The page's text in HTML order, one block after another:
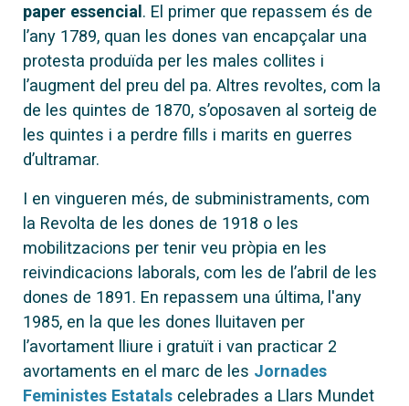
paper essencial. El primer que repassem és de
l’any 1789, quan les dones van encapçalar una
protesta produïda per les males collites i
l’augment del preu del pa. Altres revoltes, com la
de les quintes de 1870, s’oposaven al sorteig de
les quintes i a perdre fills i marits en guerres
d’ultramar.
I en vingueren més, de subministraments, com
la Revolta de les dones de 1918 o les
mobilitzacions per tenir veu pròpia en les
reivindicacions laborals, com les de l’abril de les
dones de 1891. En repassem una última, l'any
1985, en la que les dones lluitaven per
l’avortament lliure i gratuït i van practicar 2
avortaments en el marc de les Jornades
Feministes Estatals celebrades a Llars Mundet